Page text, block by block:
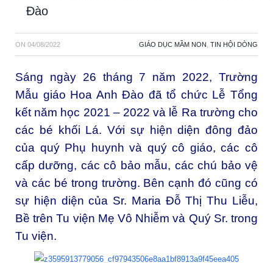
Đào
ON 04/08/2022 GIÁO DỤC MẦM NON TIN HỘI DÒNG
Sáng ngày 26 tháng 7 năm 2022, Trường
Mẫu giáo Hoa Anh Đào đã tổ chức Lễ Tổng
kết năm học 2021 – 2022 và lễ Ra trường cho
các bé khối Lá. Với sự hiện diện đông đảo
của quý Phụ huynh và quý cô giáo, các cô
cấp dưỡng, các cô bảo mẫu, các chú bảo vệ
và các bé trong trường. Bên cạnh đó cũng có
sự hiện diện của Sr. Maria Đỗ Thị Thu Liễu,
Bề trên Tu viện Mẹ Vô Nhiễm và Quý Sr. trong
Tu viện.